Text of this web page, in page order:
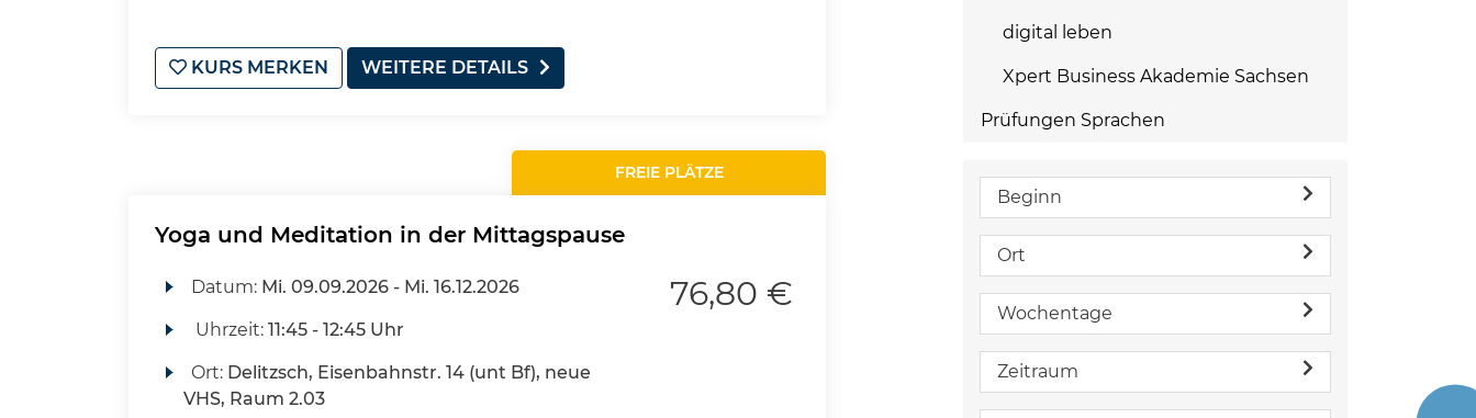
KURS MERKEN WEITERE DETAILS
FREIE PLÄTZE
Yoga und Meditation in der Mittagspause
Datum: Mi. 09.09.2026 - Mi. 16.12.2026
Uhrzeit: 11:45 - 12:45 Uhr
Ort: Delitzsch, Eisenbahnstr. 14 (unt Bf), neue
VHS, Raum 2.03
76,80 €
digital leben
Xpert Business Akademie Sachsen
Prüfungen Sprachen
Beginn
Ort
Wochentage
Zeitraum